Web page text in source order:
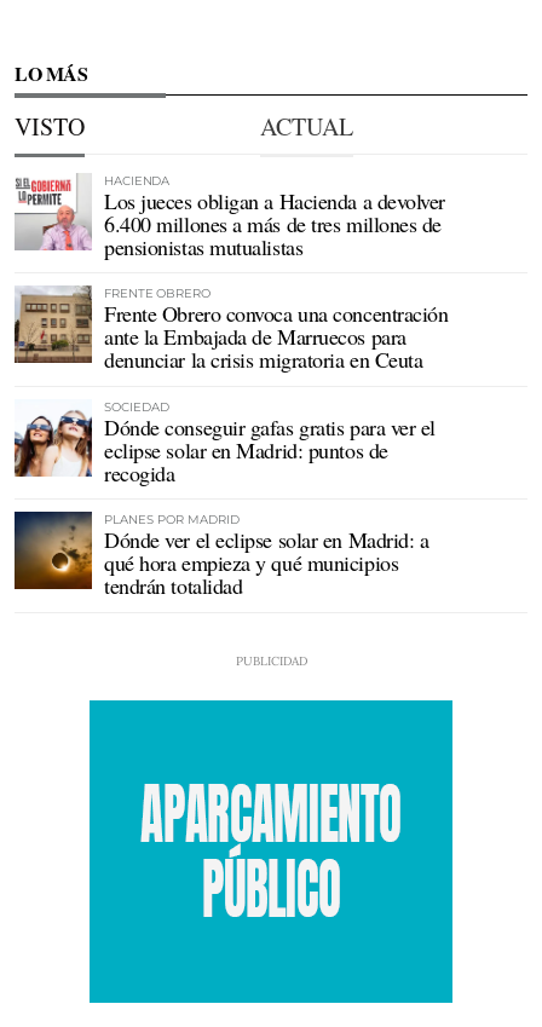
LO MÁS
VISTO ACTUAL
HACIENDA
Los jueces obligan a Hacienda a devolver
6.400 millones a más de tres millones de
pensionistas mutualistas
FRENTE OBRERO
Frente Obrero convoca una concentración
ante la Embajada de Marruecos para
denunciar la crisis migratoria en Ceuta
SOCIEDAD
Dónde conseguir gafas gratis para ver el
eclipse solar en Madrid: puntos de
recogida
PLANES POR MADRID
Dónde ver el eclipse solar en Madrid: a
qué hora empieza y qué municipios
tendrán totalidad